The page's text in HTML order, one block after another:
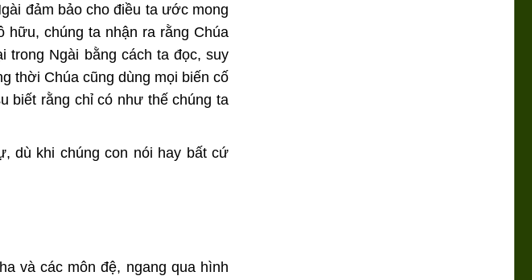
đảm bảo cho điều ta ước mong
chúng ta nhận ra rằng Chúa
trong Ngài bằng cách ta đọc, suy
thời Chúa cũng dùng mọi biến cố
biết rằng chỉ có như thế chúng ta
dù khi chúng con nói hay bất cứ
và các môn đệ, ngang qua hình